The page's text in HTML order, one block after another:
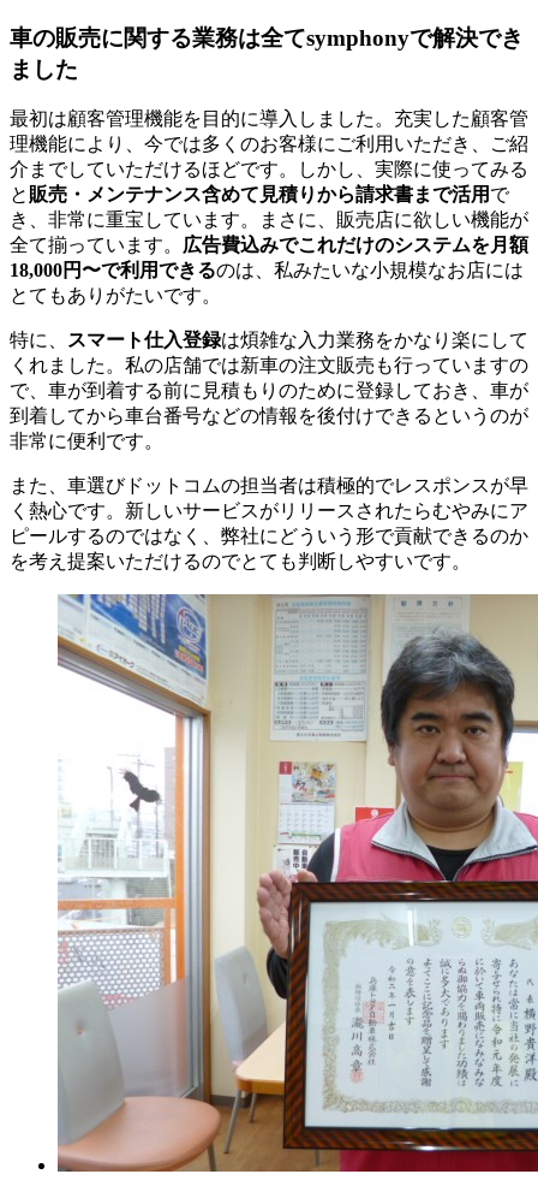
車の販売に関する業務は全てsymphonyで解決でき
ました
最初は顧客管理機能を目的に導入しました。充実した顧客管
理機能により、今では多くのお客様にご利用いただき、ご紹
介までしていただけるほどです。しかし、実際に使ってみる
と 販売・メンテナンス含めて見積りから請求書まで活用 で
き、非常に重宝しています。まさに、販売店に欲しい機能が
全て揃っています。 広告費込みでこれだけのシステムを月額
18,000円〜で利用できるのは、私みたいな小規模なお店には
とてもありがたいです。
特に、 スマート仕入登録は煩雑な入力業務をかなり楽にして
くれました。私の店舗では新車の注文販売も行っていますの
で、車が到着する前に見積もりのために登録しておき、車が
到着してから車台番号などの情報を後付けできるというのが
非常に便利です。
また、車選びドットコムの担当者は積極的でレスポンスが早
く熱心です。新しいサービスがリリースされたらむやみにア
ピールするのではなく、弊社にどういう形で貢献できるのか
を考え提案いただけるのでとても判断しやすいです。